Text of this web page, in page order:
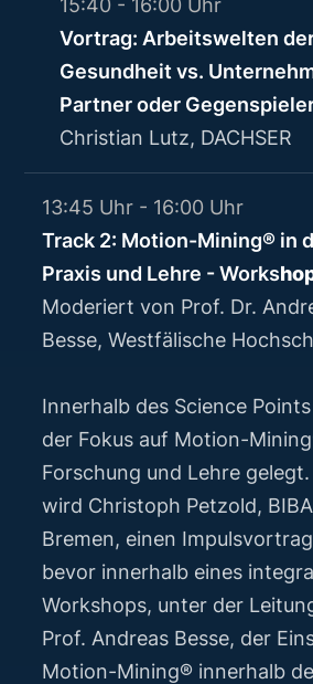
15:40 - 16:00 Uhr
Vortrag: Arbeitswelten
Gesundheit vs.
Partner oder
Christian Lutz, DACHSER
13:45 Uhr - 16:00 Uhr
Track 2: Motion-Mining® in
Praxis und Lehre - Works
Moderiert von Prof. Dr.
Besse, Westfälische
Innerhalb des Science
der Fokus auf Motion-
Forschung und Lehre
wird Christoph Petzold, BIBA
Bremen, einen
bevor innerhalb eines
Workshops, unter der
Prof. Andreas Besse, der
Motion-Mining® innerhalb